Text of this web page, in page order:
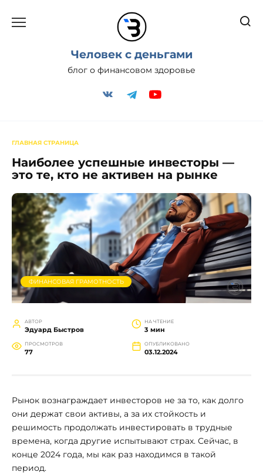
содержанию
Человек с деньгами
блог о финансовом здоровье
ГЛАВНАЯ СТРАНИЦА
Наиболее успешные инвесторы —
это те, кто не активен на рынке
ФИНАНСОВАЯ ГРАМОТНОСТЬ
АВТОР
Эдуард Быстров
НА ЧТЕНИЕ
3 мин
ПРОСМОТРОВ
77
ОПУБЛИКОВАНО
03.12.2024
Рынок вознаграждает инвесторов не за то, как долго
они держат свои активы, а за их стойкость и
решимость продолжать инвестировать в трудные
времена, когда другие испытывают страх. Сейчас, в
конце 2024 года, мы как раз находимся в такой
период.